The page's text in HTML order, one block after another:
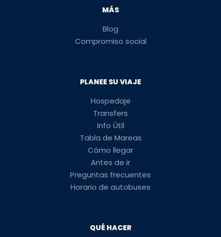
MÁS
Blog
Compromiso social
PLANEE SU VIAJE
Hospedaje
Transfers
Info Útil
Tabla de Mareas
Cómo llegar
Antes de ir
Preguntas frecuentes
Horario de autobuses
QUÉ HACER